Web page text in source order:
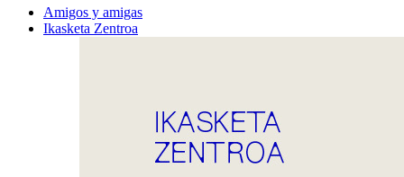
Amigos y amigas
Ikasketa Zentroa